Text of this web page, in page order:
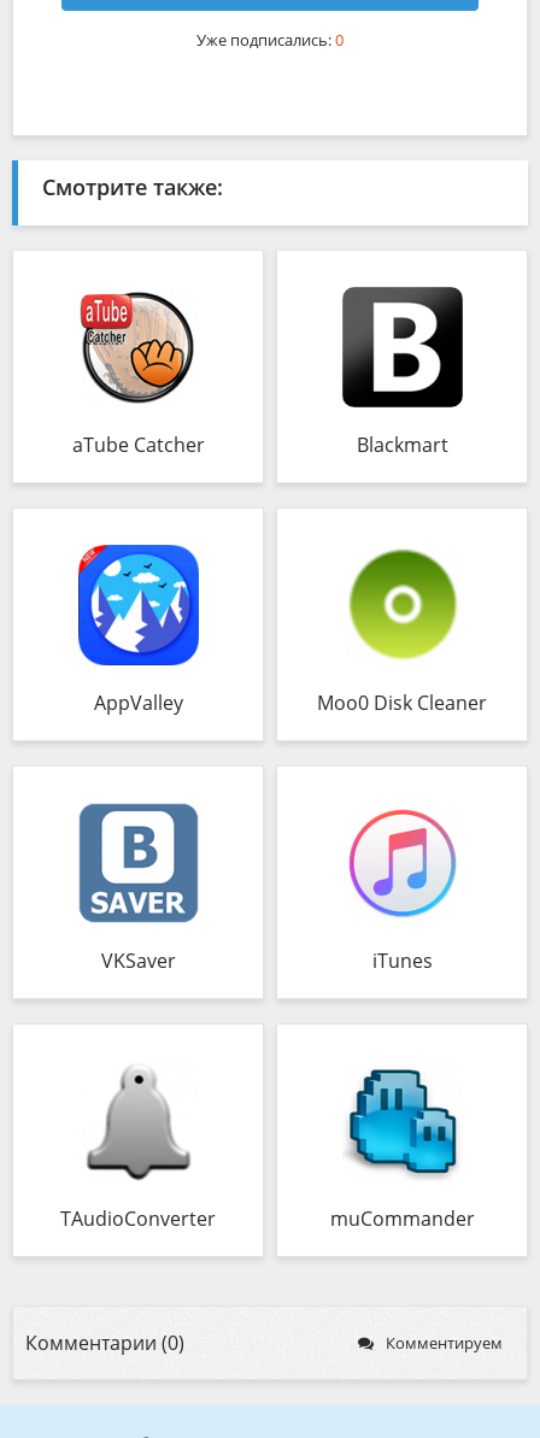
Уже подписались:0
Смотрите также:
aTube Catcher Blackmart
AppValley Moo0 Disk Cleaner
VKSaver iTunes
TAudioConverter muCommander
Комментарии (0) Комментируем